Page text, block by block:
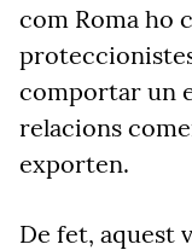
com Roma ho
comportar un
relacions
exporten.
De fet, aquest